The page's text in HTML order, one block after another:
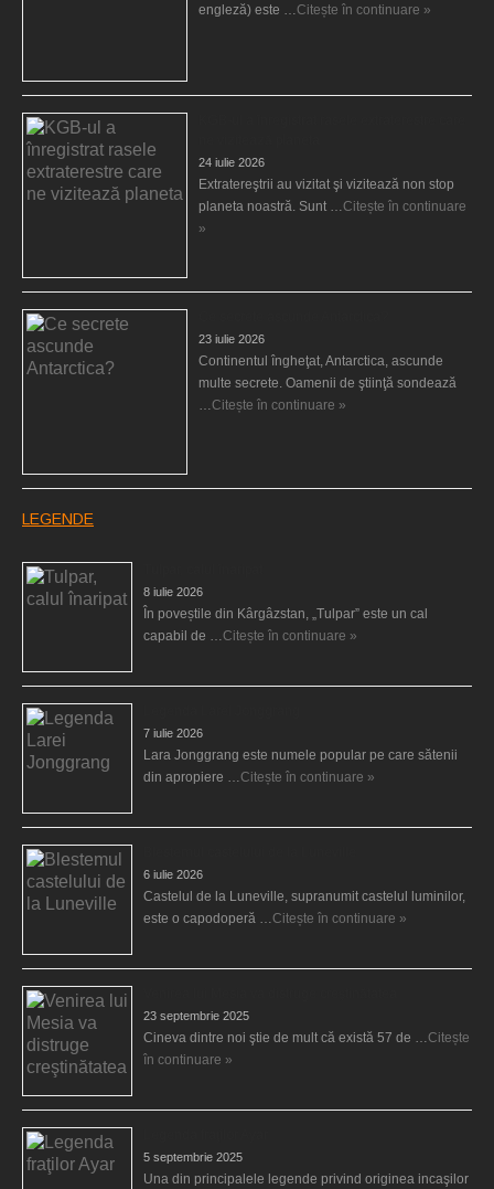
engleză) este … Citește în continuare »
24 iulie 2026
Extratereştrii au vizitat şi vizitează non stop
planeta noastră. Sunt … Citește în continuare
»
23 iulie 2026
Continentul îngheţat, Antarctica, ascunde
multe secrete. Oamenii de ştiinţă sondează
Citește în continuare »
LEGENDE
8 iulie 2026
În poveștile din Kârgâzstan, „Tulpar” este un cal
capabil de … Citește în continuare »
7 iulie 2026
Lara Jonggrang este numele popular pe care sătenii
din apropiere … Citește în continuare »
6 iulie 2026
Castelul de la Luneville, supranumit castelul luminilor,
este o capodoperă … Citește în continuare »
23 septembrie 2025
Cineva dintre noi ştie de mult că există 57 de … Citește
în continuare »
5 septembrie 2025
Una din principalele legende privind originea incaşilor